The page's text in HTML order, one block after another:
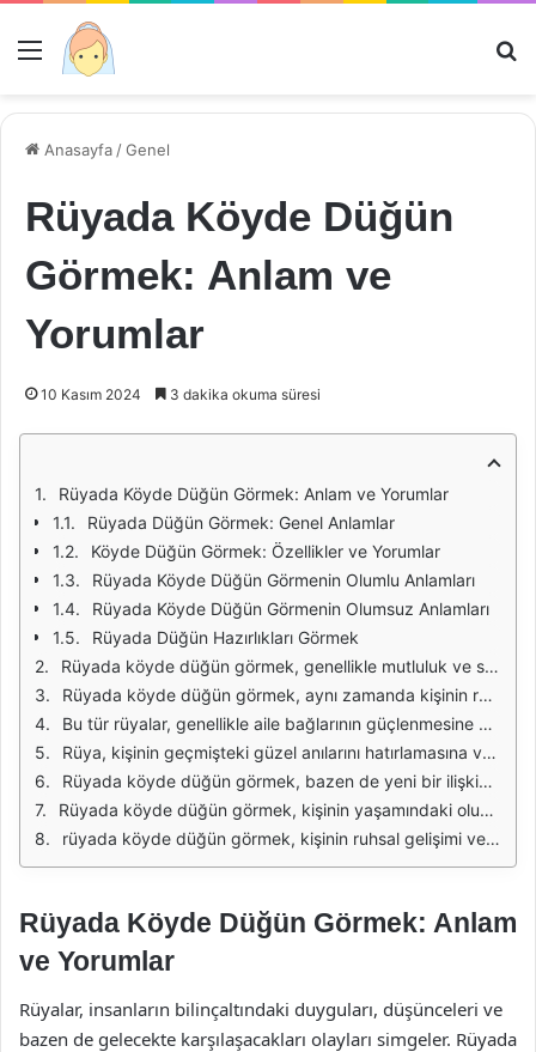
Menü
Anasayfa /Genel
Rüyada Köyde Düğün
Görmek: Anlam ve
Yorumlar
10 Kasım 2024 3 dakika okuma süresi
Rüyada Köyde Düğün Görmek: Anlam ve Yorumlar
Rüyada Düğün Görmek: Genel Anlamlar
Köyde Düğün Görmek: Özellikler ve Yorumlar
Rüyada Köyde Düğün Görmenin Olumlu Anlamları
Rüyada Köyde Düğün Görmenin Olumsuz Anlamları
Rüyada Düğün Hazırlıkları Görmek
Rüyada köyde düğün görmek, genellikle mutluluk ve sevinç dolu olayların habercisi olarak değerlendirilir. Bu tür bir rüya, kişinin sosyal hayatında ve aile ilişkilerinde olumlu gelişmelerin yaşanacağına işaret eder. Düğün, birleşmeyi, yeni başlangıçları ve dostlukları simgeler. Rüyada köy atmosferinde bir düğün, kişinin köklerine, geçmişine ve toplumsal bağlarına olan özlemini de yansıtabilir.
Rüyada köyde düğün görmek, aynı zamanda kişinin ruh halini de yansıtabilir. Eğer rüya sahibinin yaşamında bir belirsizlik veya sıkıntı varsa, bu rüya onun içsel huzur arayışında olduğunu gösterir. Rüya, bir geçiş dönemi yaşandığını ve bu dönemde kişinin kendini keşfetme sürecinde olduğunu simgeler. Düğün, bu keşif sürecinin olumlu sonuçlanacağına dair bir umut verir.
Bu tür rüyalar, genellikle aile bağlarının güçlenmesine ve dostluk ilişkilerinin derinleşmesine işaret eder. Rüya sahibi, çevresiyle daha fazla vakit geçirme arzusunda olabilir. Rüyada köyde düğün görmek, ayrıca kişinin sevdikleriyle bir araya gelme isteğini de temsil eder. Sosyal etkinlikler ve kutlamalar, ruhsal olarak kişiyi besleyen unsurlardır.
Rüya, kişinin geçmişteki güzel anılarını hatırlamasına ve bu anıları yeniden yaşama arzusuna işaret edebilir. Köyde düğün görmek, aynı zamanda kişinin geçmişteki köklerine, aile büyüklerine ve çocukluk anılarına olan bir özlemi de simgeler. Bu tür rüyalar, kişinin hayatındaki değişimlere karşı duyduğu nostaljiyi yansıtabilir.
Rüyada köyde düğün görmek, bazen de yeni bir ilişkiye başlayacağının habercisi olabilir. Rüya sahibi, mevcut ilişkilerinde bir derinlik arıyorsa, bu rüya ona ilham verebilir. Düğün, yeni bir başlangıcı simgelerken, köy ortamı da sade ve huzurlu bir yaşam arzusunu dile getirebilir. Bu, kişinin hayatında yeni bir sayfa açma isteği olarak yorumlanabilir.
Rüyada köyde düğün görmek, kişinin yaşamındaki olumlu değişimlere de işaret edebilir. İş hayatında terfi, kişisel ilişkilerde derinleşme veya aile içindeki huzurun artması gibi durumlar, bu rüya ile bağlantılı olarak değerlendirilebilir. Rüya sahibinin geleceğiyle ilgili umut dolu düşünceleri olduğunu gösterir.
rüyada köyde düğün görmek, kişinin ruhsal gelişimi ve kendini ifade etme biçimi ile de ilişkilidir. Bu rüya, kişinin içsel dünyasında bir denge bulma çabasını ve yaşamında daha fazla mutluluk arama isteğini simgeler. Düğün, aşk ve birlikteliğin sembolü olduğu için, rüya sahibinin bu konularda daha fazla düşünmeye başladığını gösterir.
Rüyada Köyde Düğün Görmek: Anlam
ve Yorumlar
Rüyalar, insanların bilinçaltındaki duyguları, düşünceleri ve
bazen de gelecekte karşılaşacakları olayları simgeler. Rüyada